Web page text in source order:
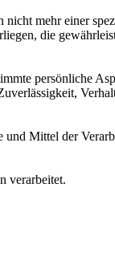
nicht mehr einer
die
persönliche
und Mittel der
verarbeitet.